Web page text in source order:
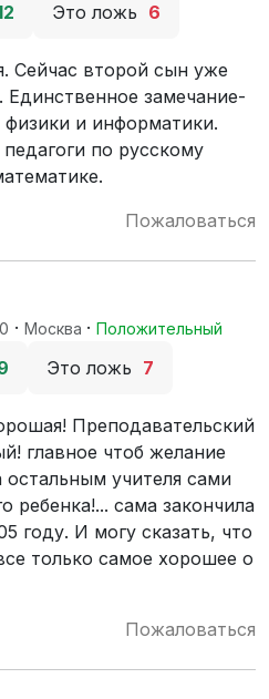
Это ложь 6
Сейчас второй сын уже
Единственное замечание-
физики и информатики.
по русскому
Пожаловаться
· Москва · Положительный
Это ложь 7
Преподавательский
главное чтоб желание
остальным учителя сами
ребенка!... сама закончила
году. И могу сказать, что
только самое хорошее о
Пожаловаться